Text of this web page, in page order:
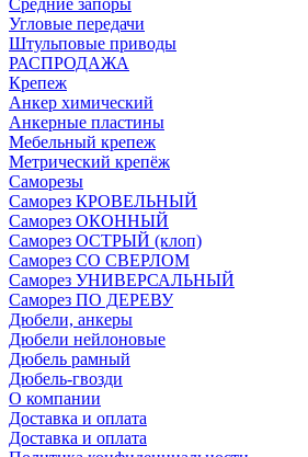
Средние запоры
Угловые передачи
Штульповые приводы
РАСПРОДАЖА
Крепеж
Анкер химический
Анкерные пластины
Мебельный крепеж
Метрический крепёж
Саморезы
Саморез КРОВЕЛЬНЫЙ
Саморез ОКОННЫЙ
Саморез ОСТРЫЙ (клоп)
Саморез СО СВЕРЛОМ
Саморез УНИВЕРСАЛЬНЫЙ
Саморез ПО ДЕРЕВУ
Дюбели, анкеры
Дюбели нейлоновые
Дюбель рамный
Дюбель-гвозди
О компании
Доставка и оплата
Доставка и оплата